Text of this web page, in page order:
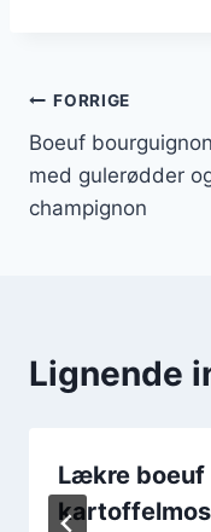
FORRIGE
Boeuf bourguignon
med gulerødder
champignon
Lignende
Lækre boeuf